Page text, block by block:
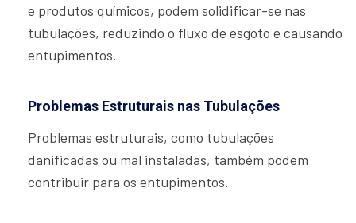
e produtos químicos, podem solidificar-se nas
tubulações, reduzindo o fluxo de esgoto e causando
entupimentos.
Problemas Estruturais nas Tubulações
Problemas estruturais, como tubulações
danificadas ou mal instaladas, também podem
contribuir para os entupimentos.